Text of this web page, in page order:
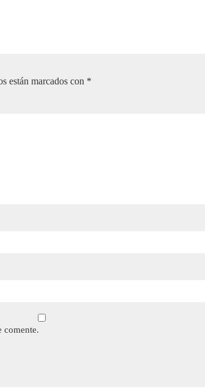
están marcados con *
comente.